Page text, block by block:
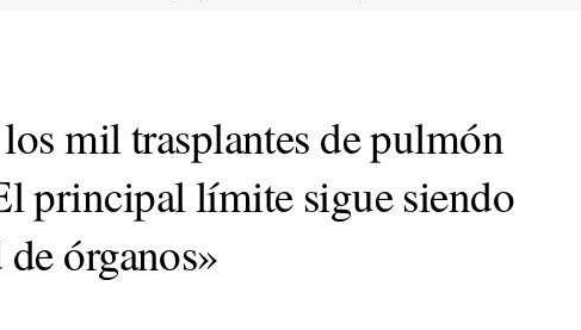
mil trasplantes de pulmón
principal límite sigue siendo
órganos»